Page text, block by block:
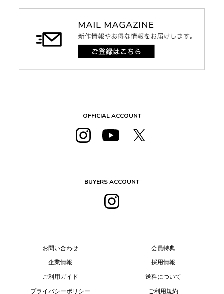
OFFICIAL ACCOUNT
BUYERS ACCOUNT
お問い合わせ
企業情報
ご利用ガイド
プライバシーポリシー
会員特典
採用情報
送料について
ご利用規約